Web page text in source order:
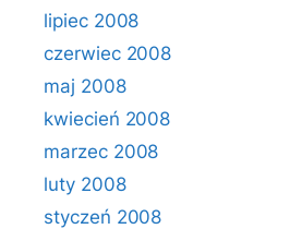
lipiec 2008
czerwiec 2008
maj 2008
kwiecień 2008
marzec 2008
luty 2008
styczeń 2008